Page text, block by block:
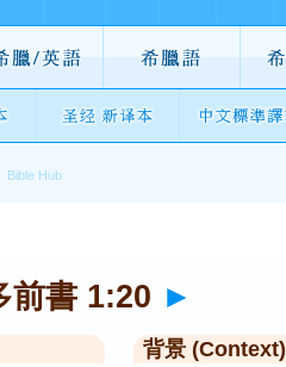
前書 1:20 ►
背景 (Context)